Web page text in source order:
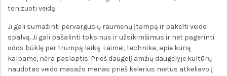
tonizuoti veidą.
Ji gali sumažinti pervargusių raumenų įtampą ir pakelti veido
spalvą. Ji gali pašalinti toksinus ir užsikimšimus ir net pagerinti
odos būklę per trumpą laiką. Laimei, technika, apie kurią
kalbame, nėra paslaptis. Prieš daugelį amžių daugelyje kultūrų
naudotas veido masažo menas prieš kelerius metus atkeliavo į